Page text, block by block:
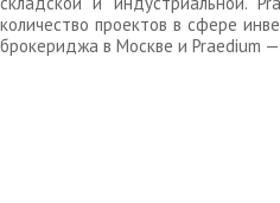
количество проектов в сфере
брокериджа в Москве и Praedium —